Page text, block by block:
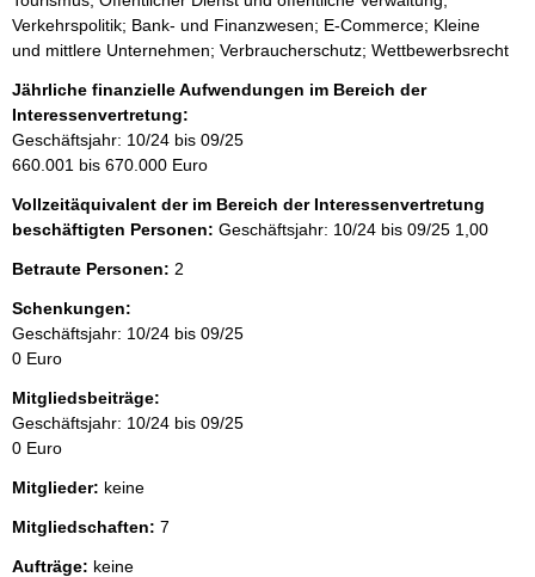
Verkehrspolitik; Bank- und Finanzwesen; E-Commerce; Kleine
und mittlere Unternehmen; Verbraucherschutz; Wettbewerbsrecht
Jährliche finanzielle Aufwendungen im Bereich der
Interessenvertretung:
Geschäftsjahr: 10/24 bis 09/25
660.001 bis 670.000 Euro
Vollzeitäquivalent der im Bereich der Interessenvertretung
beschäftigten Personen: Geschäftsjahr: 10/24 bis 09/25 1,00
Betraute Personen: 2
Schenkungen:
Geschäftsjahr: 10/24 bis 09/25
0 Euro
Mitgliedsbeiträge:
Geschäftsjahr: 10/24 bis 09/25
0 Euro
Mitglieder: keine
Mitgliedschaften: 7
Aufträge: keine